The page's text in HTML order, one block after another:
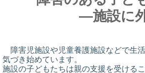
―施設に
障害児施設や児童養護施設などで生
気づき始めています。
施設の子どもたちは親の支援を受ける